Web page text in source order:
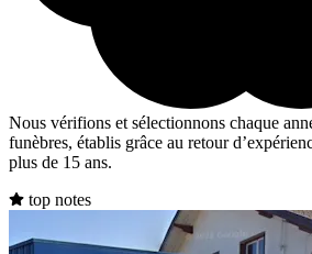
Nous vérifions et sélectionnons chaque
funèbres, établis grâce au retour
plus de 15 ans.
top notes